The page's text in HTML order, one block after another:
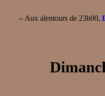
– Aux alentours de 23h00,